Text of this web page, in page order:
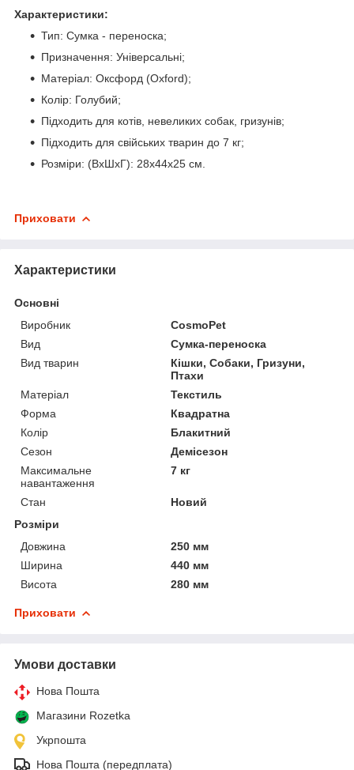
Характеристики:
Тип: Сумка - переноска;
Призначення: Універсальні;
Матеріал: Оксфорд (Oxford);
Колір: Голубий;
Підходить для котів, невеликих собак, гризунів;
Підходить для свійських тварин до 7 кг;
Розміри: (ВхШхГ): 28x44x25 см.
Приховати
Характеристики
Основні
Виробник
CosmoPet
Вид
Сумка-переноска
Вид тварин
Кішки, Собаки, Гризуни,
Птахи
Матеріал
Текстиль
Форма
Квадратна
Колір
Блакитний
Сезон
Демісезон
Максимальне
навантаження
7 кг
Стан
Новий
Розміри
Довжина
250 мм
Ширина
440 мм
Висота
280 мм
Приховати
Умови доставки
Нова Пошта
Магазини Rozetka
Укрпошта
Нова Пошта (передплата)